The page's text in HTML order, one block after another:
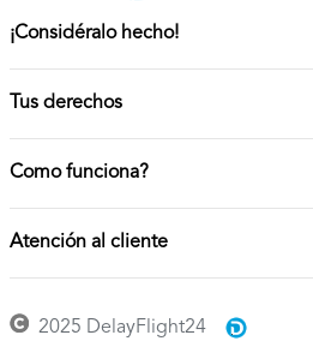
¡Considéralo hecho!
Tus derechos
Como funciona?
Atención al cliente
2025 DelayFlight24